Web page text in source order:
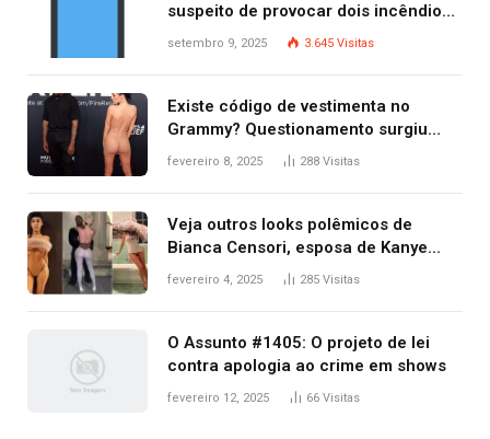
suspeito de provocar dois incêndios
criminosos no mesmo dia
setembro 9, 2025 3.645 Visitas
Existe código de vestimenta no
Grammy? Questionamento surgiu
após Bianca Censori, mulher de
fevereiro 8, 2025 288 Visitas
Veja outros looks polêmicos de
Bianca Censori, esposa de Kanye
West que apareceu nua no Grammy
fevereiro 4, 2025 285 Visitas
O Assunto #1405: O projeto de lei
contra apologia ao crime em shows
fevereiro 12, 2025 66 Visitas